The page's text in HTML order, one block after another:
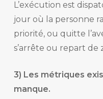
L’exécution est
jour où la personne
priorité, ou quitte
s’arrête ou repart de
3) Les métriques
manque.